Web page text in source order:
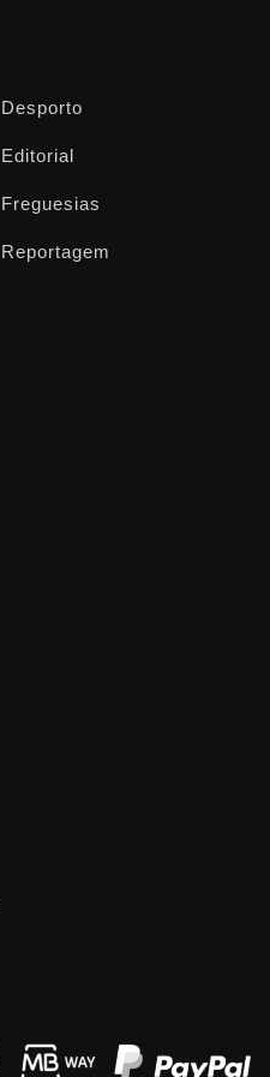
Desporto
Editorial
Freguesias
Reportagem